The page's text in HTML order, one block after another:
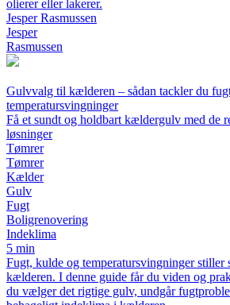
olierer eller lakerer.
Jesper Rasmussen
Jesper
Rasmussen
Gulvvalg til kælderen – sådan tackler du
temperatursvingninger
Få et sundt og holdbart kældergulv med de
løsninger
Tømrer
Tømrer
Kælder
Gulv
Fugt
Boligrenovering
Indeklima
5 min
Fugt, kulde og temperatursvingninger
kælderen. I denne guide får du viden og
du vælger det rigtige gulv, undgår